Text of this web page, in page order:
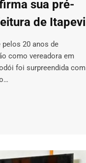
sua pré-
de Itapevi
20 anos de
como vereadora em
foi surpreendida com